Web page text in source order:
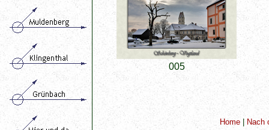
005
Home| Nach